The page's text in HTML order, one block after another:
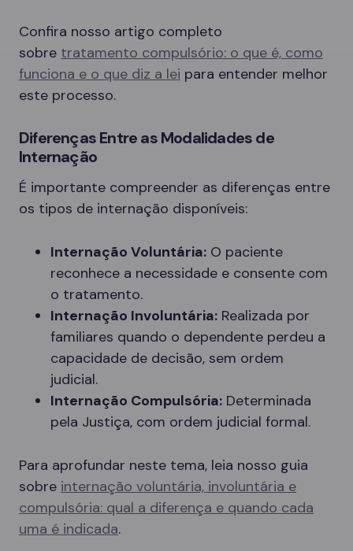
Confira nosso artigo completo
sobre tratamento compulsório: o que é, como
funciona e o que diz a lei para entender melhor
este processo.
Diferenças Entre as Modalidades de
Internação
É importante compreender as diferenças entre
os tipos de internação disponíveis:
Internação Voluntária: O paciente
reconhece a necessidade e consente com
o tratamento.
Internação Involuntária: Realizada por
familiares quando o dependente perdeu a
capacidade de decisão, sem ordem
judicial.
Internação Compulsória: Determinada
pela Justiça, com ordem judicial formal.
Para aprofundar neste tema, leia nosso guia
sobre internação voluntária, involuntária e
compulsória: qual a diferença e quando cada
uma é indicada.